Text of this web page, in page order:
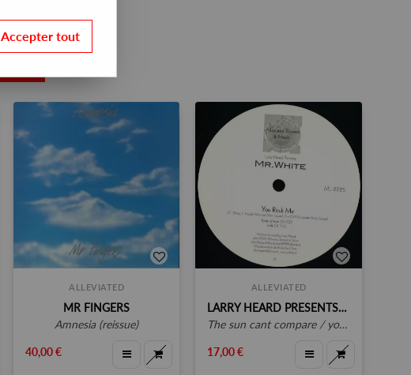
ALLEVIATED
MR FINGERS
amnesia (reissue)
40,00 €
ALLEVIATED
LARRY HEARD PRESENTS MR WHITE
the sun cant compare / you rock me
17,00 €
Accepter tout